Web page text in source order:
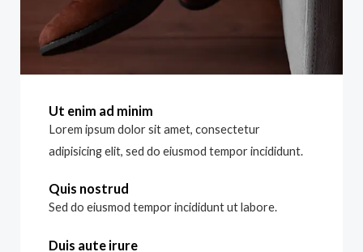
Ut enim ad minim
Lorem ipsum dolor sit amet, consectetur
adipisicing elit, sed do eiusmod tempor incididunt.
Quis nostrud
Sed do eiusmod tempor incididunt ut labore.
Duis aute irure